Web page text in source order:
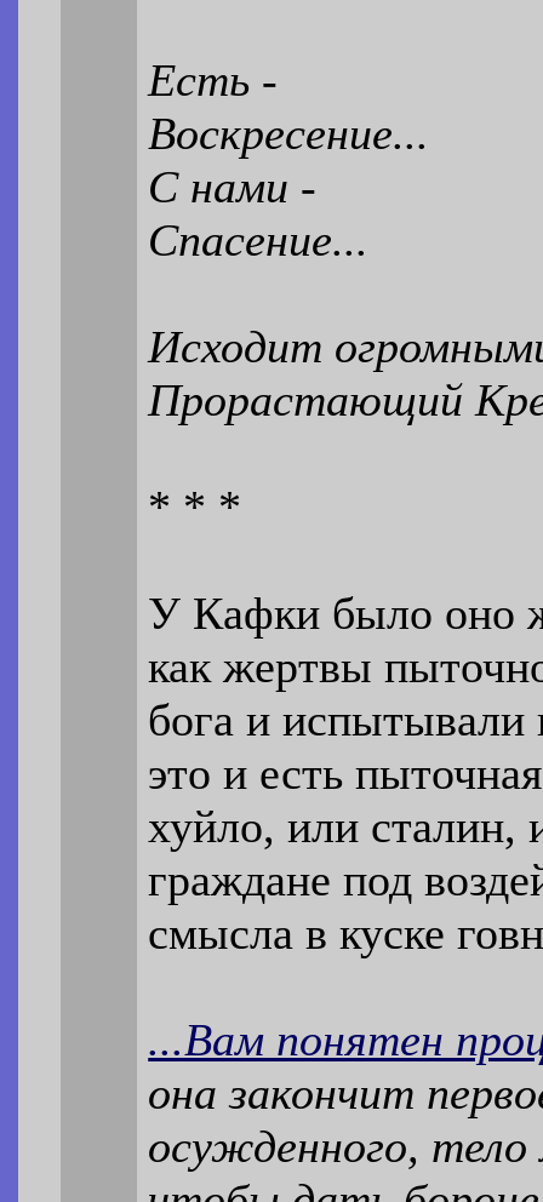
Есть -
Воскресение...
С нами -
Спасение...
Исходит
Прорастающий
* * *
У Кафки было оно
как жертвы
бога и испытывали
это и есть
хуйло, или
граждане под
смысла в куске
...Вам понятен
она закончит
осужденного, тело